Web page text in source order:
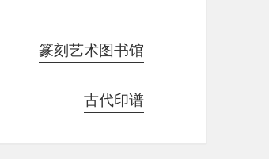
篆刻艺术图书馆
古代印谱